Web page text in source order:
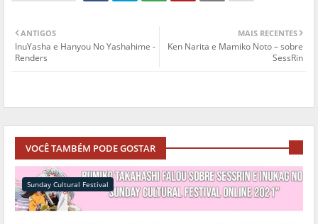
MAIS RECENTES
Ken Narita e Mamiko Noto – sobre
SessRin
ANTIGOS
InuYasha e Hanyou No Yashahime -
Renders
VOCÊ TAMBÉM PODE GOSTAR
Sunday Cultural Festival